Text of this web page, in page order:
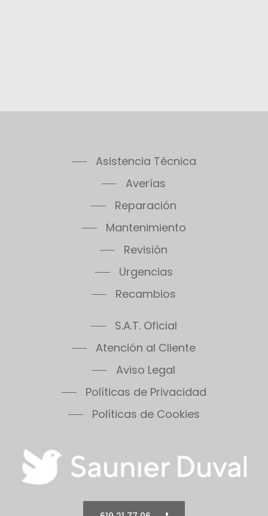
Asistencia Técnica
Averías
Reparación
Mantenimiento
Revisión
Urgencias
Recambios
S.A.T. Oficial
Atención al Cliente
Aviso Legal
Políticas de Privacidad
Políticas de Cookies